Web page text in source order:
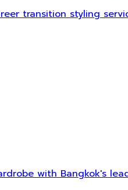
transition styling
with Bangkok's